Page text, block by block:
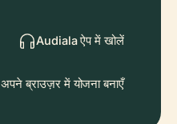
Audiala ऐप में खोलें
अपने ब्राउज़र में योजना बनाएँ